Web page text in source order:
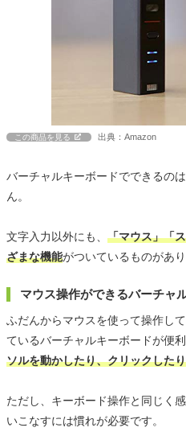
この商品を見る 出典：Amazon
バーチャルキーボードでできるの
ん。
文字入力以外にも、 「マウス」「
ざまな機能がついているものがあり
マウス操作ができるバーチャ
ふだんからマウスを使って操作し
ているバーチャルキーボードが便
ソルを動かしたり、クリックした
ただし、キーボード操作と同じく
いこなすには慣れが必要です。